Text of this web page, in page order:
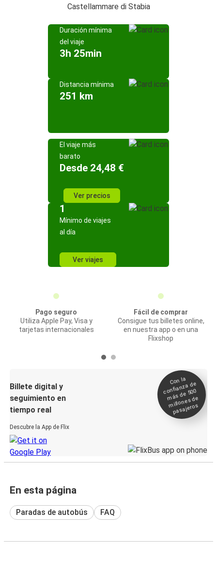
Castellammare di Stabia
Duración mínima
del viaje
3h 25min
Distancia mínima
251 km
El viaje más
barato
Desde 24,48 €
Ver precios
1
Mínimo de viajes
al día
Ver viajes
Pago seguro
Utiliza Apple Pay, Visa y
tarjetas internacionales
Fácil de comprar
Consigue tus billetes online,
en nuestra app o en una
Flixshop
Billete digital y
seguimiento en
tiempo real
Descubre la App de Flix
Con la
confianza de
más de 500
millones de
pasajeros
En esta página
Paradas de autobús FAQ